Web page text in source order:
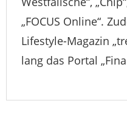
„FOCUS Online“.
Lifestyle-Magazin
lang das Portal